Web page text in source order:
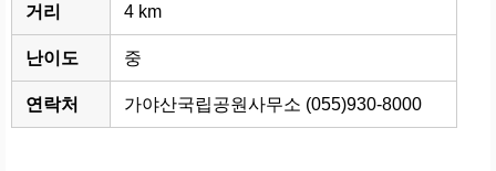
거리 4 km
난이도 중
연락처 가야산국립공원사무소 (055)930-8000